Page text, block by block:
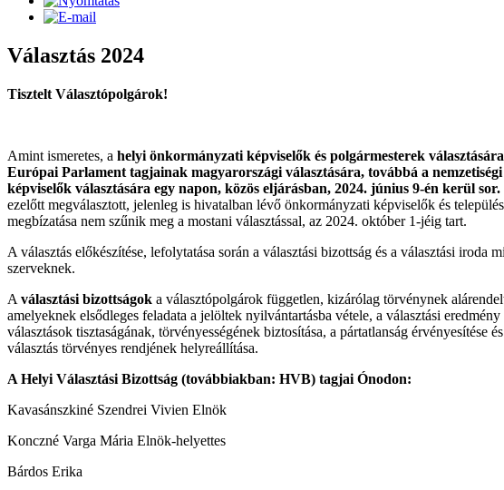
Választás 2024
Tisztelt Választópolgárok!
Amint ismeretes, a helyi önkormányzati képviselők és polgármesterek
Európai Parlament tagjainak magyarországi választására, továbbá a
képviselők választására egy napon, közös eljárásban, 2024. június 9-én kerül sor.
ezelőtt megválasztott, jelenleg is hivatalban lévő önkormányzati képviselők és
megbízatása nem szűnik meg a mostani választással, az 2024. október 1-jéig tart.
A választás előkészítése, lefolytatása során a választási bizottság és a választási iroda
szerveknek.
A választási bizottságok a választópolgárok független, kizárólag törvénynek
amelyeknek elsődleges feladata a jelöltek nyilvántartásba vétele, a választási eredmény
választások tisztaságának, törvényességének biztosítása, a pártatlanság érvényesítése
választás törvényes rendjének helyreállítása.
A Helyi Választási Bizottság (továbbiakban: HVB) tagjai Ónodon:
Kavasánszkiné Szendrei Vivien Elnök
Konczné Varga Mária Elnök-helyettes
Bárdos Erika